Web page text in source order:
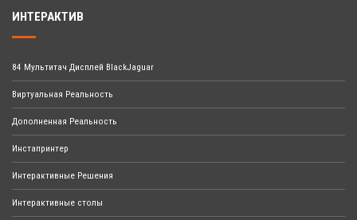
ИНТЕРАКТИВ
84 Мультитач Дисплей BlackJaguar
Виртуальная Реальность
Дополненная Реальность
Инстапринтер
Интерактивные Решения
Интерактивные столы